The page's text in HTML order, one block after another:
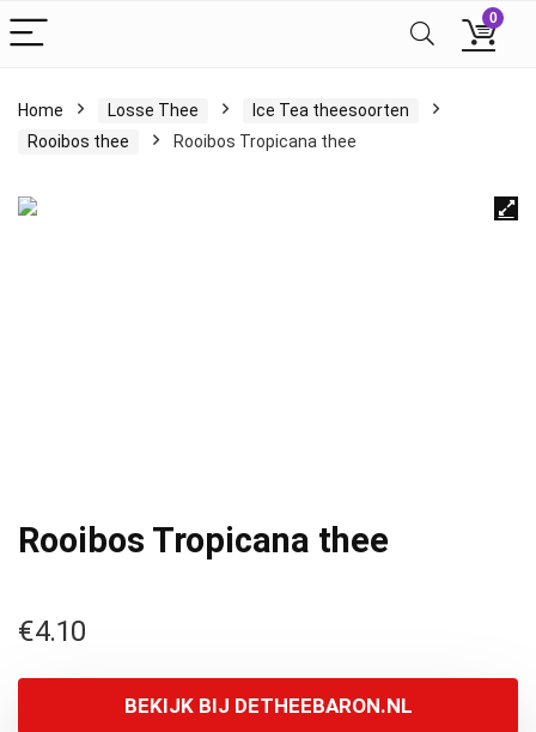
0
Home Losse Thee
Ice Tea theesoorten
Rooibos thee
Rooibos Tropicana thee
Rooibos Tropicana thee
€4.10
BEKIJK BIJ DETHEEBARON.NL